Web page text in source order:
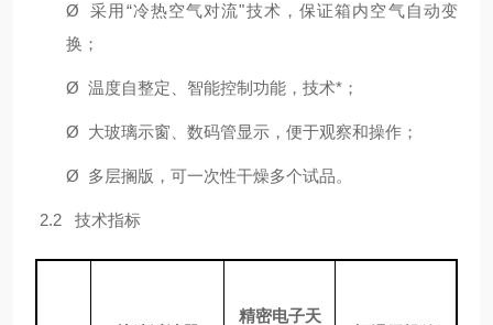
Ø
采用“冷热空气对流"技术，保证箱内空气自动变
换；
Ø 温度自整定、智能控制功能，技术*；
Ø 大玻璃示窗、数码管显示，便于观察和操作；
Ø 多层搁版，可一次性干燥多个试品。
2.2 技术指标
精密电子天